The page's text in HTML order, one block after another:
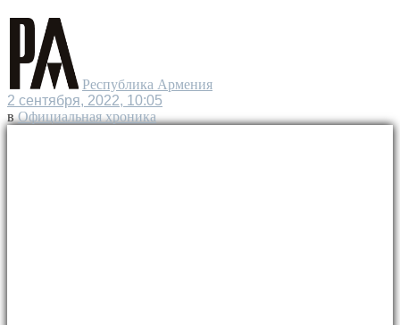
Республика Армения
2 сентября, 2022, 10:05
в Официальная хроника